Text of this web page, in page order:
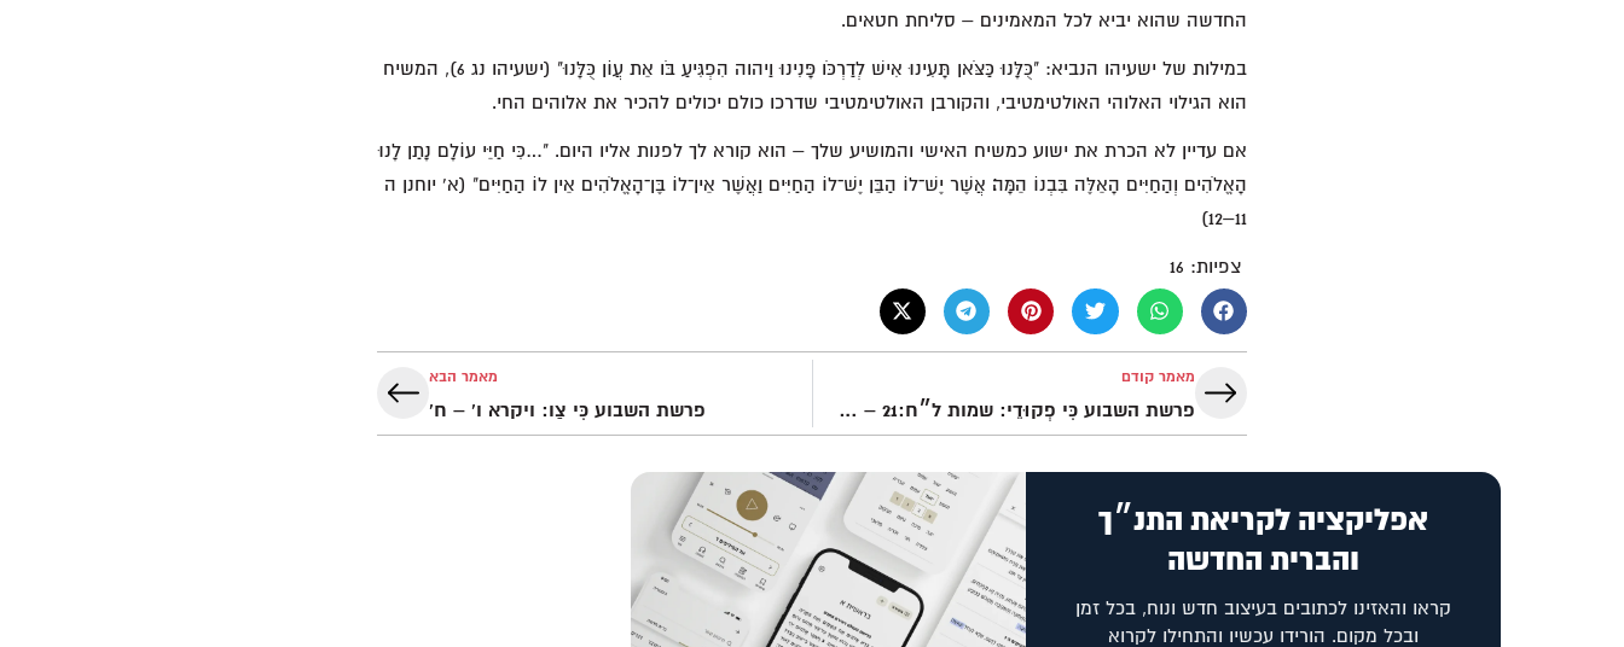
החדשה שהוא יביא לכל המאמינים – סליחת חטאים.
במילות של ישעיהו הנביא: "כֻּלָּנוּ כַּצֹּאן תָּעִינוּ אִישׁ לְדַרְכֹּו פָּנִינוּ וַיהוה הִפְגִּיעַ בֹּו אֵת עֲוֹן כֻּלָּנוּ" (ישעיהו נג 6), המשיח
הוא הגילוי האלוהי האולטימטיבי, והקורבן האולטימטיבי שדרכו כולם יכולים להכיר את אלוהים החי.
אם עדיין לא הכרת את ישוע כמשיח האישי והמושיע שלך – הוא קורא לך לפנות אליו היום. "…כִּי חַיֵּי עוֹלָם נָתַן לָנוּ
הָאֱלֹהִים וְהַחַיִּים הָאֵלֶּה בִּבְנוֹ הֵמָּה׃ אֲשֶׁר יֶשׁ־לוֹ הַבֵּן יֶשׁ־לוֹ הַחַיִּים וַאֲשֶׁר אֵין־לוֹ בֶּן־הָאֱלֹהִים אֵין לוֹ הַחַיִּים" (א' יוחנן ה
11–12)
צפיות: 16
מאמר קודם
פרשת השבוע כִּי פְקוּדֵי: שמות ל״ח:21 – מ׳:38
מאמר הבא
פרשת השבוע כִּי צַו: ויקרא ו' – ח'
אפליקציה לקריאת התנ״ך
והברית החדשה
קראו והאזינו לכתובים בעיצוב חדש ונוח, בכל זמן
ובכל מקום. הורידו עכשיו והתחילו לקרוא